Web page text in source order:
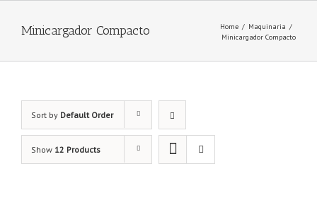
Minicargador Compacto Home / Maquinaria /
Minicargador Compacto
Sort by Default Order
Show 12 Products